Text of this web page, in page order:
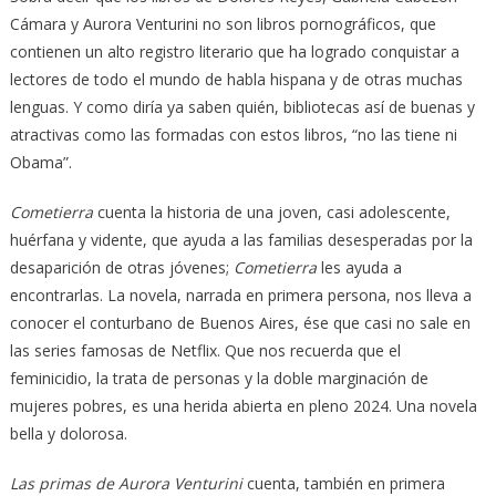
Cámara y Aurora Venturini no son libros pornográficos, que
contienen un alto registro literario que ha logrado conquistar a
lectores de todo el mundo de habla hispana y de otras muchas
lenguas. Y como diría ya saben quién, bibliotecas así de buenas y
atractivas como las formadas con estos libros, “no las tiene ni
Obama”.
Cometierracuenta la historia de una joven, casi adolescente,
huérfana y vidente, que ayuda a las familias desesperadas por la
desaparición de otras jóvenes; Cometierrales ayuda a
encontrarlas. La novela, narrada en primera persona, nos lleva a
conocer el conturbano de Buenos Aires, ése que casi no sale en
las series famosas de Netflix. Que nos recuerda que el
feminicidio, la trata de personas y la doble marginación de
mujeres pobres, es una herida abierta en pleno 2024. Una novela
bella y dolorosa.
Las primas de Aurora Venturinicuenta, también en primera